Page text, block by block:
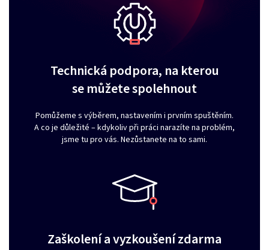
Technická podpora, na kterou
se můžete spolehnout
Pomůžeme s výběrem, nastavením i prvním spuštěním.
A co je důležité – kdykoliv při práci narazíte na problém,
jsme tu pro vás. Nezůstanete na to sami.
Zaškolení a vyzkoušení zdarma